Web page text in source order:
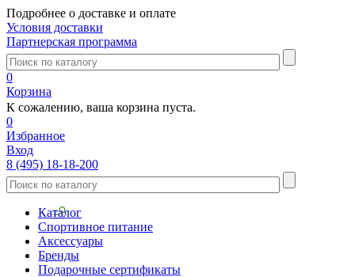
Подробнее о доставке и оплате
Условия доставки
Партнерская программа
0
Корзина
К сожалению, ваша корзина пуста.
0
Избранное
Вход
8 (495) 18-18-200
Каталог
Спортивное питание
Аксессуары
Бренды
Подарочные сертификаты